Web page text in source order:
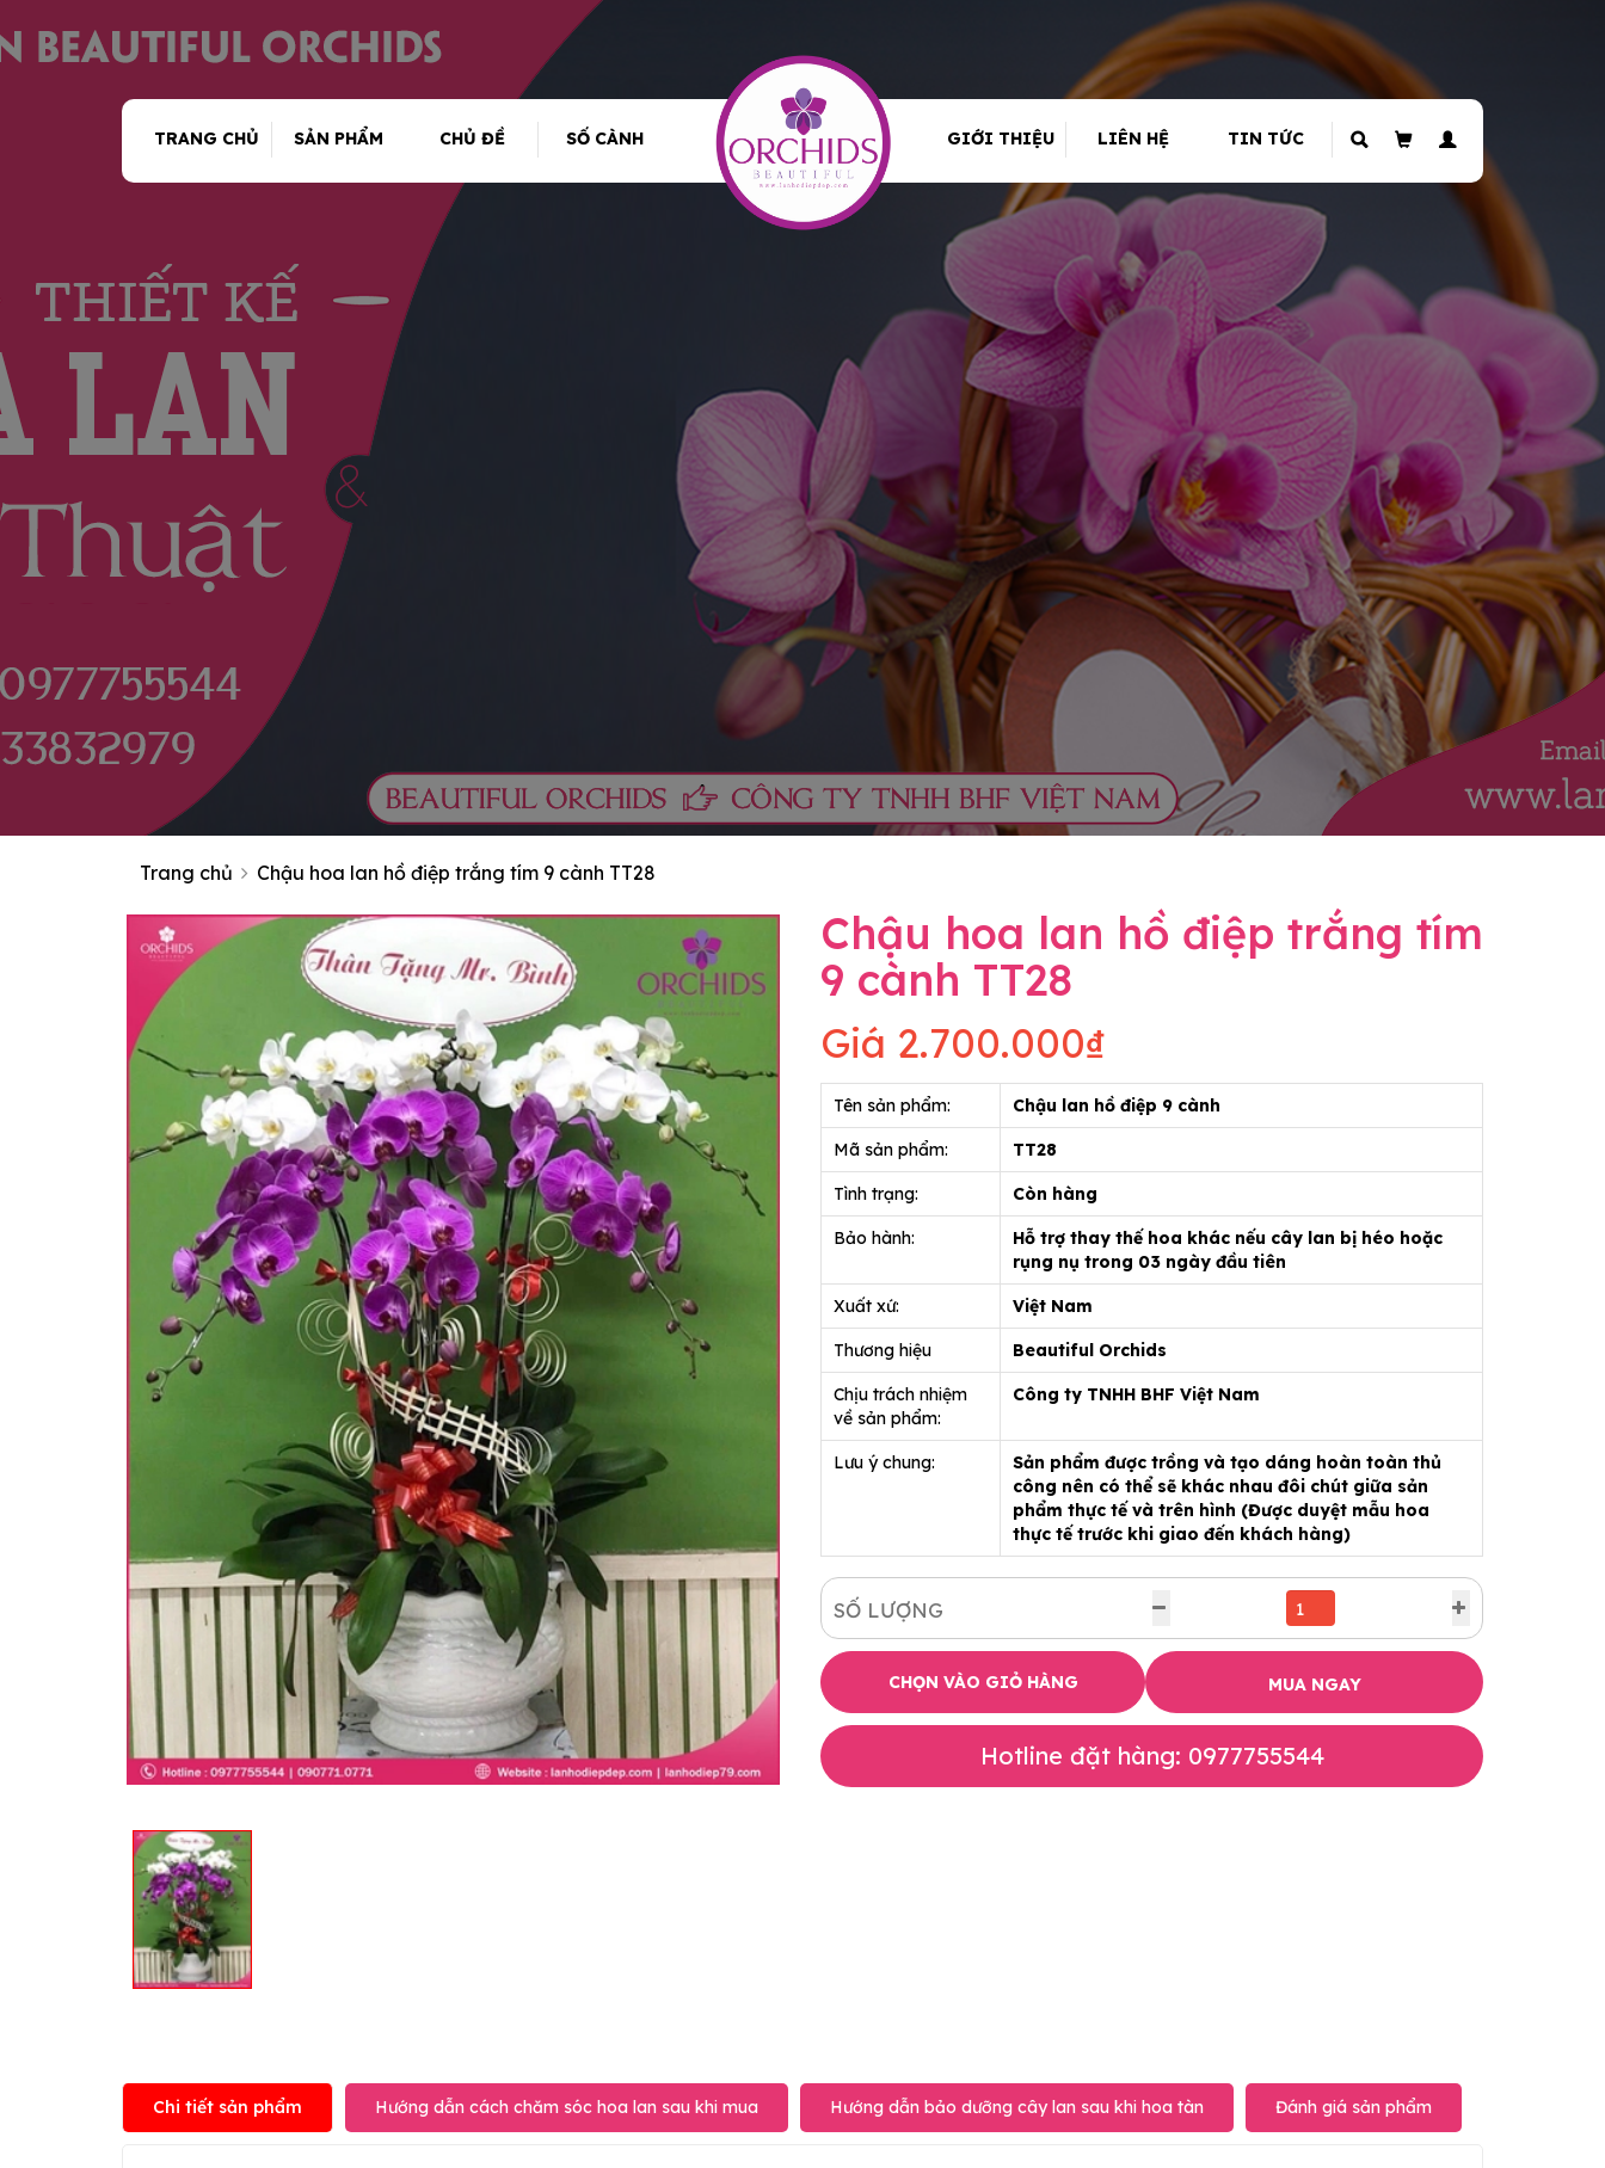
TRANG CHỦ SẢN PHẨM CHỦ ĐỀ SỐ CÀNH GIỚI THIỆU LIÊN HỆ TIN TỨC
Trang chủ Chậu hoa lan hồ điệp trắng tím 9 cành TT28
Chậu hoa lan hồ điệp trắng tím
9 cành TT28
Giá 2.700.000₫
Tên sản phẩm: Chậu lan hồ điệp 9 cành
Mã sản phẩm: TT28
Tình trạng: Còn hàng
Bảo hành:
Hỗ trợ thay thế hoa khác nếu cây lan bị héo hoặc
rụng nụ trong 03 ngày đầu tiên
Xuất xứ: Việt Nam
Thương hiệu Beautiful Orchids
Chịu trách nhiệm
về sản phẩm:
Công ty TNHH BHF Việt Nam
Lưu ý chung:
Sản phẩm được trồng và tạo dáng hoàn toàn thủ
công nên có thể sẽ khác nhau đôi chút giữa sản
phẩm thực tế và trên hình (Được duyệt mẫu hoa
thực tế trước khi giao đến khách hàng)
SỐ LƯỢNG
CHỌN VÀO GIỎ HÀNG MUA NGAY
Hotline đặt hàng: 0977755544
Chi tiết sản phẩm Hướng dẫn cách chăm sóc hoa lan sau khi mua Hướng dẫn bảo dưỡng cây lan sau khi hoa tàn Đánh giá sản phẩm